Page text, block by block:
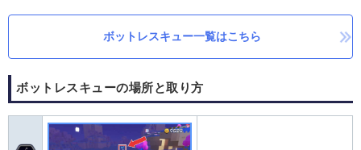
ボットレスキュー一覧はこちら
ボットレスキューの場所と取り方